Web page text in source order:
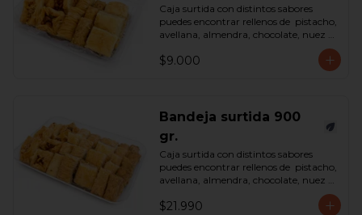
Caja surtida con distintos sabores
puedes encontrar rellenos de  pistacho,
avellana, almendra, chocolate, nuez y
*Surtido enviado sujeto a
$9.000
Bandeja surtida 900
gr.
Caja surtida con distintos sabores
puedes encontrar rellenos de  pistacho,
avellana, almendra, chocolate, nuez y
*Surtido enviado sujeto a
$21.990